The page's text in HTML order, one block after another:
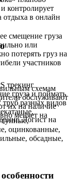
контролирует
отдыха в онлайн
смещение груза
или
потерять груз на
участников
схемам
обслуживают
их на наличие
меняет на
трекинг
груза и поймать
Логист на
разных видов
оцинкованные,
обсадные,